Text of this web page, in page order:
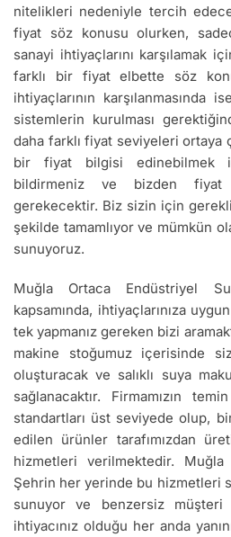
nitelikleri nedeniyle tercih
fiyat söz konusu olurken,
sanayi ihtiyaçlarını karşılamak
farklı bir fiyat elbette söz
ihtiyaçlarının karşılanmasında
sistemlerin kurulması
daha farklı fiyat seviyeleri ortaya
bir fiyat bilgisi edinebilmek
bildirmeniz ve bizden fiyat
gerekecektir. Biz sizin için
şekilde tamamlıyor ve mümkün
sunuyoruz.
Muğla Ortaca Endüstriyel
kapsamında, ihtiyaçlarınıza
tek yapmanız gereken bizi
makine stoğumuz içerisinde
oluşturacak ve salıklı suya
sağlanacaktır. Firmamızın
standartları üst seviyede olup,
edilen ürünler tarafımızdan
hizmetleri verilmektedir.
Şehrin her yerinde bu hizmetleri
sunuyor ve benzersiz müşteri
ihtiyacınız olduğu her anda